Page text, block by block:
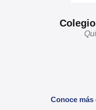
Conoce